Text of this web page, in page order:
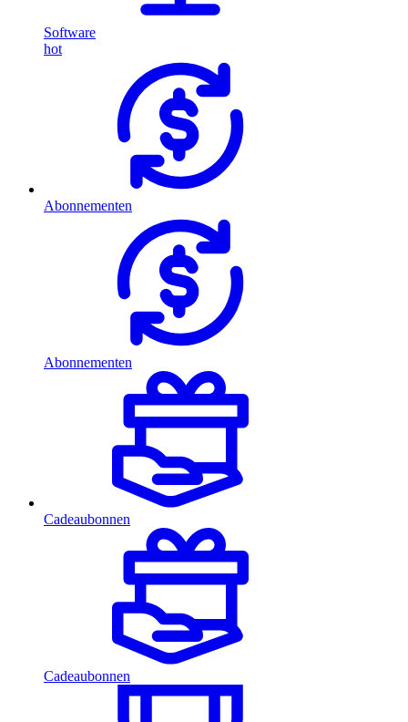
Software
hot
Abonnementen
Abonnementen
Cadeaubonnen
Cadeaubonnen